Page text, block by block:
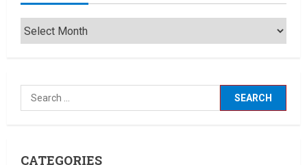
4
CATEGORIES